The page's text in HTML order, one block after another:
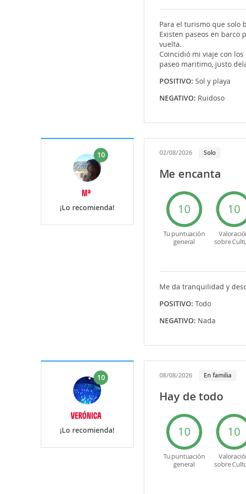
Para el turismo que solo
Existen paseos en barco
vuelta.
Coincidió mi viaje con
paseo maritimo, justo
POSITIVO: Sol y playa
NEGATIVO: Ruidoso
10
Mª
¡Lo recomienda!
02/08/2026 Solo
Me encanta
10
Tu puntuación
general
10
sobre
Me da tranquilidad y
POSITIVO: Todo
NEGATIVO: Nada
10
VERÓNICA
¡Lo recomienda!
08/08/2026 En familia
Hay de todo
10
Tu puntuación
general
10
sobre